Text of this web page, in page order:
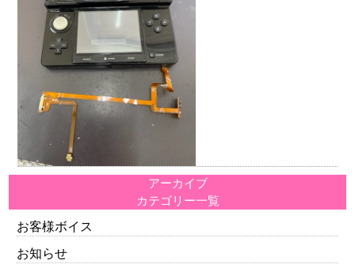
アーカイブ
カテゴリー一覧
お客様ボイス
お知らせ